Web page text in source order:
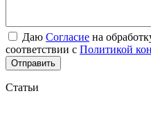
Даю Согласие на
соответствии с Политикой
Отправить
Статьи